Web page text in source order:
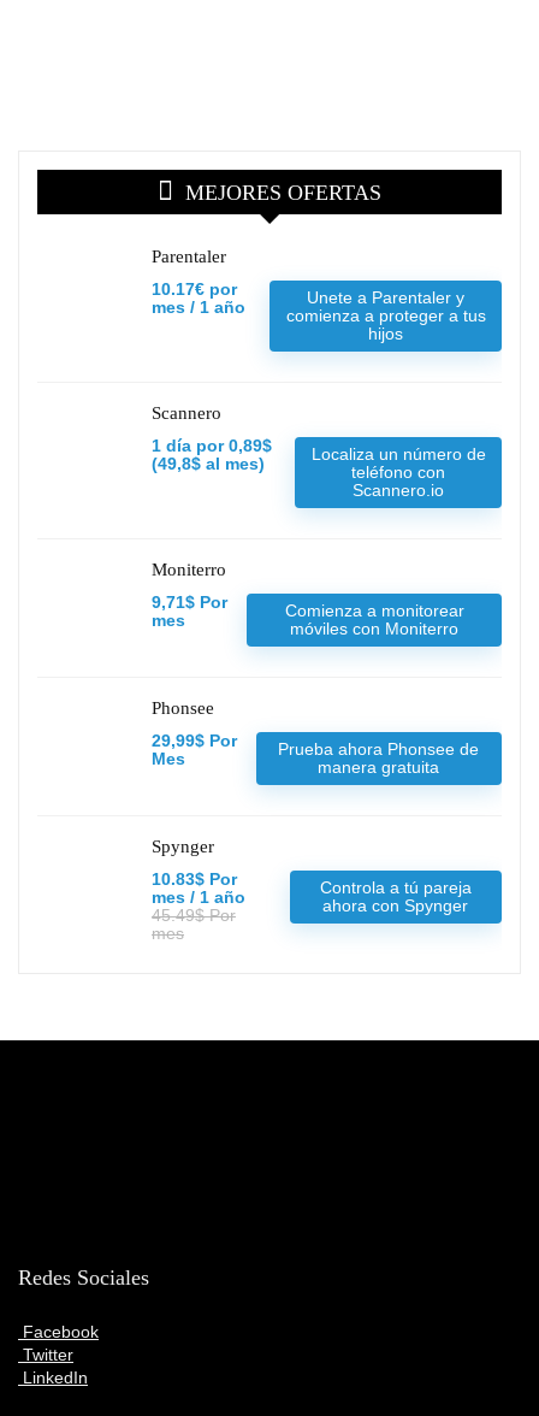
MEJORES OFERTAS
Parentaler
10.17€ por
mes / 1 año
Unete a Parentaler y
comienza a proteger a tus
hijos
Scannero
1 día por 0,89$
(49,8$ al mes)
Localiza un número de
teléfono con
Scannero.io
Moniterro
9,71$ Por
mes
Comienza a monitorear
móviles con Moniterro
Phonsee
29,99$ Por
Mes
Prueba ahora Phonsee de
manera gratuita
Spynger
10.83$ Por
mes / 1 año
45.49$ Por
mes
Controla a tú pareja
ahora con Spynger
Redes Sociales
Facebook
Twitter
LinkedIn